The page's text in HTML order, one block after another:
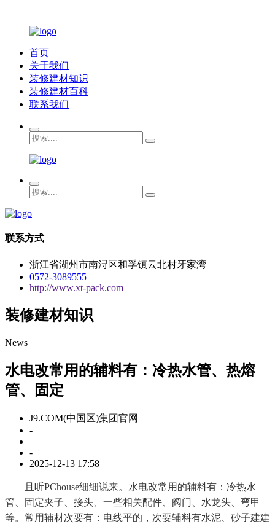
首页
关于我们
装修建材知识
装修建材百科
联系我们
联系方式
浙江省湖州市南浔区和孚镇云北村牙家湾
0572-3089555
http://www.xt-pack.com
装修建材知识
News
水电改常用的辅料有：冷热水管、热熔
管、固定
J9.COM(中国区)集团官网
-
-
2025-12-13 17:58
且听PChouse细细说来。水电改常用的辅料有：冷热水
管、固定夹子、接头、一些相关配件、阀门、水龙头、弯甲
等。常用辅材次要有：电线平的，次要辅料有水泥、砂子建建